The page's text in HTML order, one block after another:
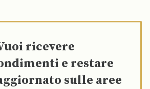
ricevere
e restare
sulle aree